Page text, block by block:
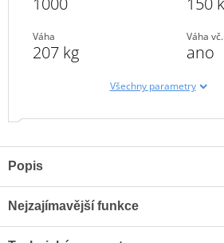
Váha
207 kg
Váha
ano
Všechny parametry
Popis
výzvy tak, jako to dělá skutečný šampión.
získat továrním jezdcům Kawasaki
Nejzajímavější funkce